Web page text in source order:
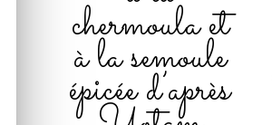
chermoula et
à la semoule
épicée d’après